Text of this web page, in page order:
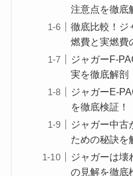
注意点を徹底
徹底比較！ジ
燃費と実燃費
ジャガーF-
実を徹底解剖
ジャガーE-
を徹底検証！
ジャガー中古
ための秘訣を
ジャガーは壊
の見解を徹底